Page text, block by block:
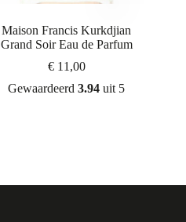
Maison Francis Kurkdjian
Grand Soir Eau de Parfum
€11,00
Gewaardeerd3.94 uit 5